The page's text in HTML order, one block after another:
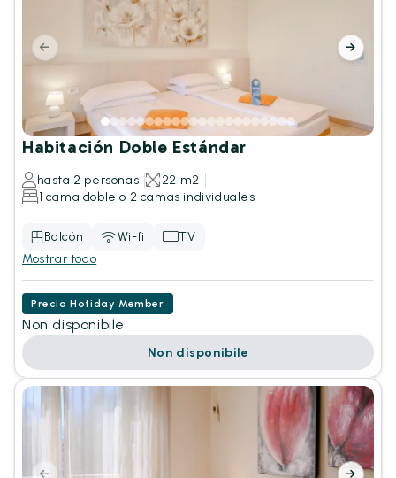
Habitación Doble Estándar
hasta 2 personas
22 m2
1 cama doble o 2 camas individuales
Balcón Wi-fi
TV
Mostrar todo
Precio Hotiday Member
Non disponibile
Non disponibile